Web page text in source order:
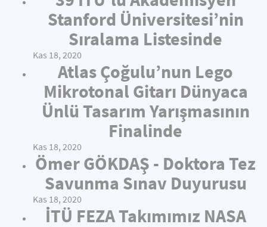
Stanford Üniversitesi’nin
Sıralama Listesinde
Kas 18, 2020
Atlas Çoğulu’nun Lego
Mikrotonal Gitarı Dünyaca
Ünlü Tasarım Yarışmasının
Finalinde
Kas 18, 2020
Ömer GÖKDAŞ - Doktora Tez
Savunma Sınav Duyurusu
Kas 18, 2020
İTÜ FEZA Takımımız NASA